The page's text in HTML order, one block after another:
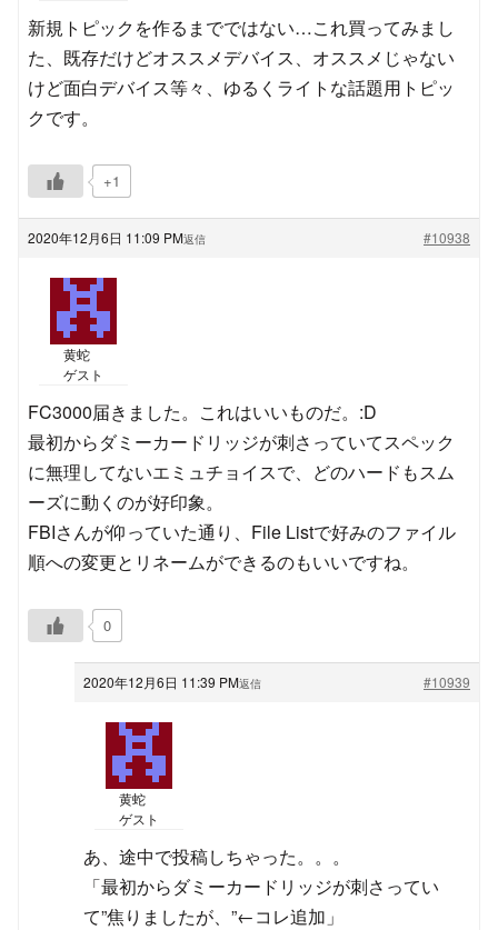
新規トピックを作るまでではない…これ買ってみまし
た、既存だけどオススメデバイス、オススメじゃない
けど面白デバイス等々、ゆるくライトな話題用トピッ
クです。
+1
2020年12月6日 11:09 PM #10938
返信
黄蛇
ゲスト
FC3000届きました。これはいいものだ。:D
最初からダミーカードリッジが刺さっていてスペック
に無理してないエミュチョイスで、どのハードもスム
ーズに動くのが好印象。
FBIさんが仰っていた通り、File Listで好みのファイル
順への変更とリネームができるのもいいですね。
0
2020年12月6日 11:39 PM #10939
返信
黄蛇
ゲスト
あ、途中で投稿しちゃった。。。
「最初からダミーカードリッジが刺さってい
て”焦りましたが、”←コレ追加」